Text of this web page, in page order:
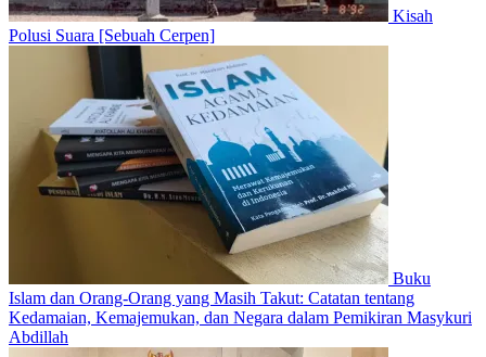
Kisah
Polusi Suara [Sebuah Cerpen]
Buku
Islam dan Orang-Orang yang Masih Takut: Catatan tentang
Kedamaian, Kemajemukan, dan Negara dalam Pemikiran Masykuri
Abdillah